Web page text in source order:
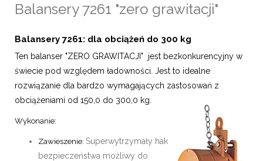
Balansery 7261 "zero grawitacji"
Balansery 7261: dla obciążeń do 300 kg
Ten balanser "ZERO GRAWITACJI" jest bezkonkurencyjny w
świecie pod względem ładowności. Jest to idealne
rozwiązanie dla bardzo wymagających zastosowań z
obciążeniami od 150,0 do 300,0 kg.
Wykonanie:
Zawieszenie: Superwytrzymały hak
bezpieczeństwa możliwy do